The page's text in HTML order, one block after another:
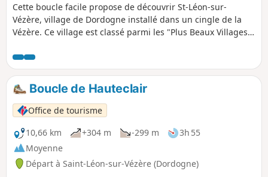
Cette boucle facile propose de découvrir St-Léon-sur-
Vézère, village de Dordogne installé dans un cingle de la
Vézère. Ce village est classé parmi les "Plus Beaux Villages
déambuler dans les ruelles étroites à la découverte de la
magnifique église romane du XIIe siècle et des nombreuses
échoppes d'artisans d'art.
Boucle de Hauteclair
Office de tourisme
10,66 km
+304 m -299 m
3h 55
Moyenne
Départ à Saint-Léon-sur-Vézère (Dordogne)